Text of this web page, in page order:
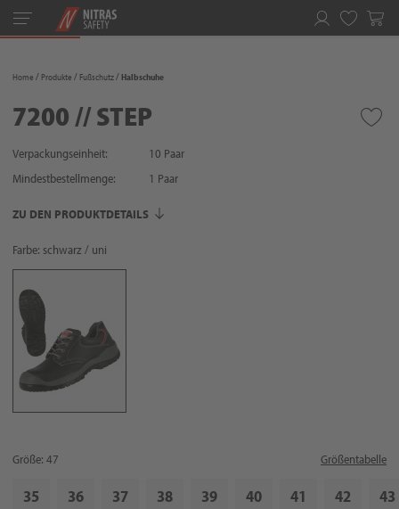
Toggle
navigation
Home Produkte Fußschutz Halbschuhe
7200 // STEP
Verpackungseinheit:
10 Paar
Mindestbestellmenge:
1 Paar
ZU DEN PRODUKTDETAILS
Farbe: schwarz / uni
Größe: 47 Größentabelle
35 36 37 38 39 40 41 42 43